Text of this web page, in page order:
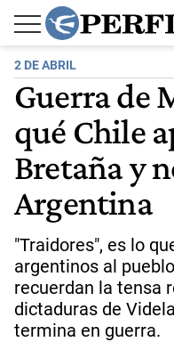
2 DE ABRIL
Guerra de
qué Chile
Bretaña y
Argentina
"Traidores", es lo
argentinos al
recuerdan la tensa
dictaduras de
termina en guerra.